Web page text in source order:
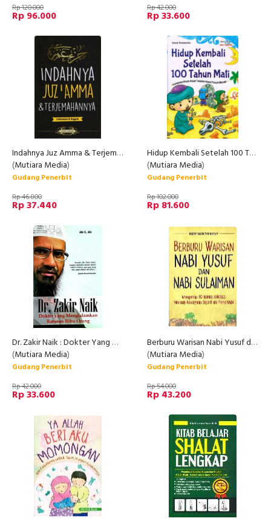
Rp 120.000
Rp 96.000
Rp 42.000
Rp 33.600
Indahnya Juz Amma & Terjemahannya
(Mutiara Media)
Gudang Penerbit
Rp 46.800
Rp 37.440
Hidup Kembali Setelah 100 Tahun Mati
(Mutiara Media)
Gudang Penerbit
Rp 102.000
Rp 81.600
Dr. Zakir Naik : Dokter Yang Mengislamkan Ratusan Ribu Orang
(Mutiara Media)
Gudang Penerbit
Rp 42.000
Rp 33.600
Berburu Warisan Nabi Yusuf dan Nabi Sulaiman
(Mutiara Media)
Gudang Penerbit
Rp 54.000
Rp 43.200